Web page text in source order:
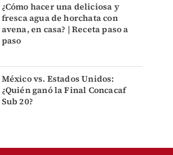
¿Cómo hacer una deliciosa y
fresca agua de horchata con
avena, en casa? | Receta paso a
paso
México vs. Estados Unidos:
¿Quién ganó la Final Concacaf
Sub 20?